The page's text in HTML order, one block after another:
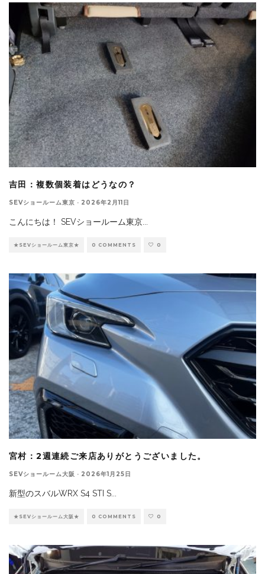
吉田：複数個装着はどうなの？
SEVショールーム東京 · 2026年2月11日
こんにちは！ SEVショールーム東京...
★SEVショールーム東京★ 0 COMMENTS 0
宮村：2週連続ご来店ありがとうございました。
SEVショールーム大阪 · 2026年1月25日
新型のスバルWRX S4 STI S
★SEVショールーム大阪★ 0 COMMENTS 0